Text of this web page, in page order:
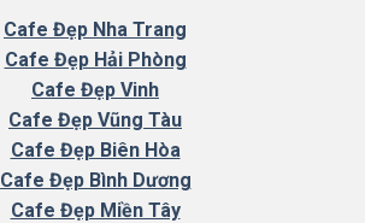
Cafe Đẹp Nha Trang
Cafe Đẹp Hải Phòng
Cafe Đẹp Vinh
Cafe Đẹp Vũng Tàu
Cafe Đẹp Biên Hòa
Cafe Đẹp Bình Dương
Cafe Đẹp Miền Tây